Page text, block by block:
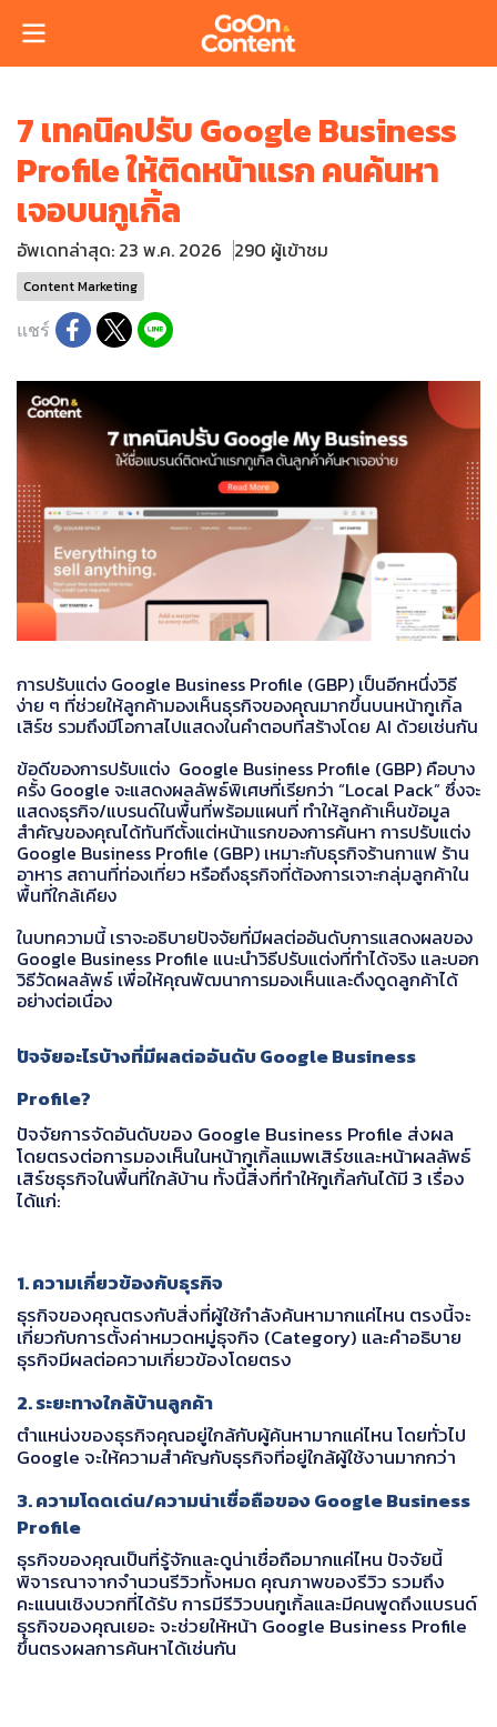
7 เทคนิคปรับ Google Business
Profile ให้ติดหน้าแรก คนค้นหา
เจอบนกูเกิ้ล
อัพเดทล่าสุด: 23 พ.ค. 2026 290 ผู้เข้าชม
Content Marketing
แชร์
การปรับแต่ง Google Business Profile (GBP) เป็นอีกหนึ่งวิธี
ง่าย ๆ ที่ช่วยให้ลูกค้ามองเห็นธุรกิจของคุณมากขึ้นบนหน้ากูเกิ้ล
เสิร์ช รวมถึงมีโอกาสไปแสดงในคำตอบที่สร้างโดย AI ด้วยเช่นกัน
ข้อดีของการปรับแต่ง Google Business Profile (GBP) คือบาง
ครั้ง Google จะแสดงผลลัพธ์พิเศษที่เรียกว่า “Local Pack” ซึ่งจะ
แสดงธุรกิจ/แบรนด์ในพื้นที่พร้อมแผนที่ ทำให้ลูกค้าเห็นข้อมูล
สำคัญของคุณได้ทันทีตั้งแต่หน้าแรกของการค้นหา การปรับแต่ง
Google Business Profile (GBP) เหมาะกับธุรกิจร้านกาแฟ ร้าน
อาหาร สถานที่ท่องเที่ยว หรือถึงธุรกิจที่ต้องการเจาะกลุ่มลูกค้าใน
พื้นที่ใกล้เคียง
ในบทความนี้ เราจะอธิบายปัจจัยที่มีผลต่ออันดับการแสดงผลของ
Google Business Profile แนะนำวิธีปรับแต่งที่ทำได้จริง และบอก
วิธีวัดผลลัพธ์ เพื่อให้คุณพัฒนาการมองเห็นและดึงดูดลูกค้าได้
อย่างต่อเนื่อง
ปัจจัยอะไรบ้างที่มีผลต่ออันดับ Google Business
Profile?
ปัจจัยการจัดอันดับของ Google Business Profile ส่งผล
โดยตรงต่อการมองเห็นในหน้ากูเกิ้ลแมพเสิร์ชและหน้าผลลัพธ์
เสิร์ชธุรกิจในพื้นที่ใกล้บ้าน ทั้งนี้สิ่งที่ทำให้กูเกิ้ลกันได้มี 3 เรื่อง
ได้แก่:
1. ความเกี่ยวข้องกับธุรกิจ
ธุรกิจของคุณตรงกับสิ่งที่ผู้ใช้กำลังค้นหามากแค่ไหน ตรงนี้จะ
เกี่ยวกับการตั้งค่าหมวดหมู่ธุจกิจ (Category) และคำอธิบาย
ธุรกิจมีผลต่อความเกี่ยวข้องโดยตรง
2. ระยะทางใกล้บ้านลูกค้า
ตำแหน่งของธุรกิจคุณอยู่ใกล้กับผู้ค้นหามากแค่ไหน โดยทั่วไป
Google จะให้ความสำคัญกับธุรกิจที่อยู่ใกล้ผู้ใช้งานมากกว่า
3. ความโดดเด่น/ความน่าเชื่อถือของ Google Business
Profile
ธุรกิจของคุณเป็นที่รู้จักและดูน่าเชื่อถือมากแค่ไหน ปัจจัยนี้
พิจารณาจากจำนวนรีวิวทั้งหมด คุณภาพของรีวิว รวมถึง
คะแนนเชิงบวกที่ได้รับ การมีรีวิวบนกูเกิ้ลและมีคนพูดถึงแบรนด์
ธุรกิจของคุณเยอะ จะช่วยให้หน้า Google Business Profile
ขึ้นตรงผลการค้นหาได้เช่นกัน